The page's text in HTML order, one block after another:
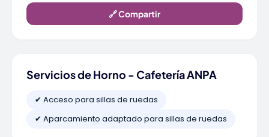
🔗 Compartir
Servicios de Horno - Cafetería ANPA
✔ Acceso para sillas de ruedas
✔ Aparcamiento adaptado para sillas de ruedas